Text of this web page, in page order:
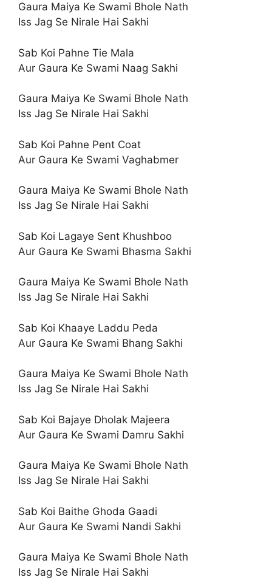
Gaura Maiya Ke Swami Bhole Nath
Iss Jag Se Nirale Hai Sakhi
Sab Koi Pahne Tie Mala
Aur Gaura Ke Swami Naag Sakhi
Gaura Maiya Ke Swami Bhole Nath
Iss Jag Se Nirale Hai Sakhi
Sab Koi Pahne Pent Coat
Aur Gaura Ke Swami Vaghabmer
Gaura Maiya Ke Swami Bhole Nath
Iss Jag Se Nirale Hai Sakhi
Sab Koi Lagaye Sent Khushboo
Aur Gaura Ke Swami Bhasma Sakhi
Gaura Maiya Ke Swami Bhole Nath
Iss Jag Se Nirale Hai Sakhi
Sab Koi Khaaye Laddu Peda
Aur Gaura Ke Swami Bhang Sakhi
Gaura Maiya Ke Swami Bhole Nath
Iss Jag Se Nirale Hai Sakhi
Sab Koi Bajaye Dholak Majeera
Aur Gaura Ke Swami Damru Sakhi
Gaura Maiya Ke Swami Bhole Nath
Iss Jag Se Nirale Hai Sakhi
Sab Koi Baithe Ghoda Gaadi
Aur Gaura Ke Swami Nandi Sakhi
Gaura Maiya Ke Swami Bhole Nath
Iss Jag Se Nirale Hai Sakhi